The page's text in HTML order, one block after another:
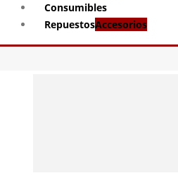
Consumibles
RepuestosAccesorios